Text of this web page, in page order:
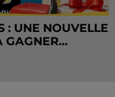
: UNE NOUVELLE
GAGNER...